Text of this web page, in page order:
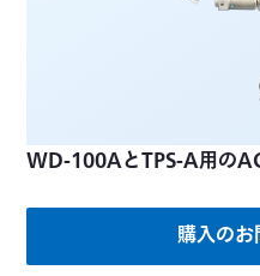
WD-100AとTPS-A用のAC
購入の